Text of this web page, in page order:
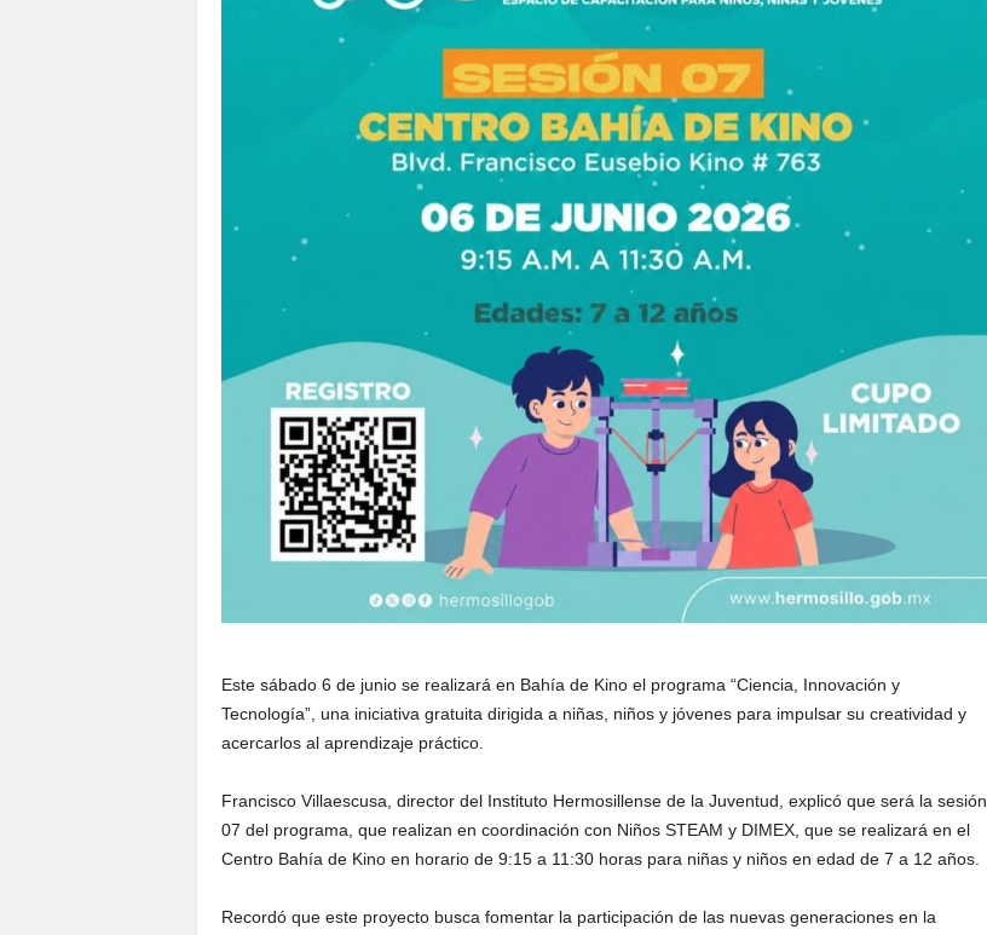
Este sábado 6 de junio se realizará en Bahía de Kino el programa “Ciencia, Innovación y
Tecnología”, una iniciativa gratuita dirigida a niñas, niños y jóvenes para impulsar su creatividad y
acercarlos al aprendizaje práctico.
Francisco Villaescusa, director del Instituto Hermosillense de la Juventud, explicó que será la sesión
07 del programa, que realizan en coordinación con Niños STEAM y DIMEX, que se realizará en el
Centro Bahía de Kino en horario de 9:15 a 11:30 horas para niñas y niños en edad de 7 a 12 años.
Recordó que este proyecto busca fomentar la participación de las nuevas generaciones en la